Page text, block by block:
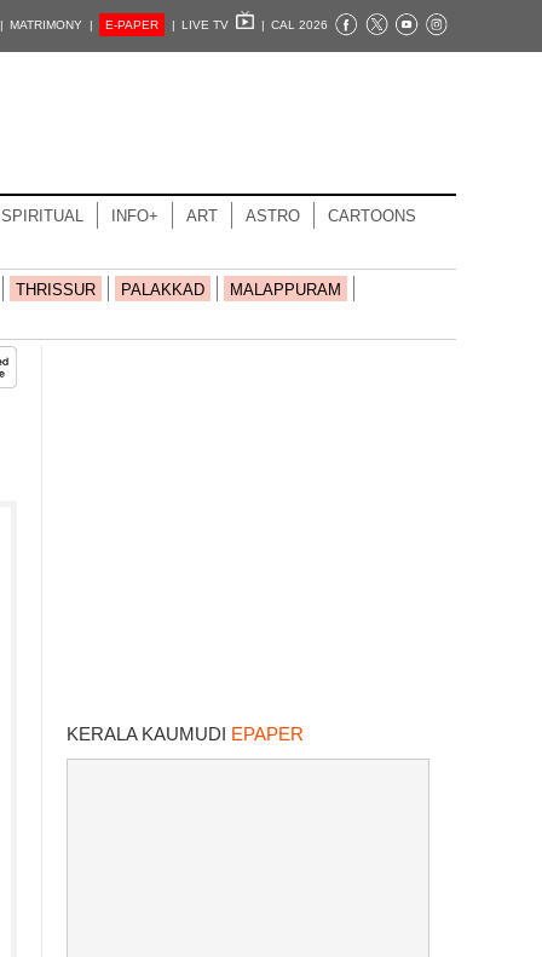
MATRIMONY | E-PAPER | LIVE TV | CAL 2026
SPIRITUAL INFO+ ART ASTRO CARTOONS
THRISSUR PALAKKAD MALAPPURAM
KERALA KAUMUDI EPAPER